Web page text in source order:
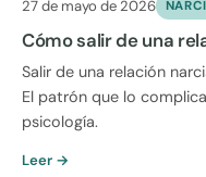
27 de mayo de 2026
Cómo salir de una
Salir de una relación
El patrón que lo
psicología.
Leer →